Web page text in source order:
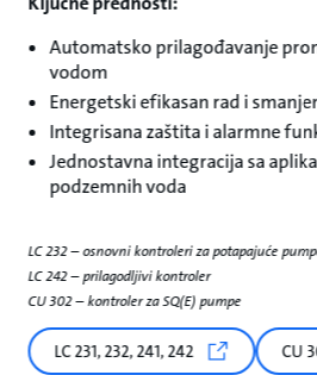
Automatsko prilagođavanje
vodom
Energetski efikasan rad i
Integrisana zaštita i alarmne
Jednostavna integracija sa
podzemnih voda
LC 232 – osnovni kontroleri za potapajuće
LC 242 – prilagodljivi kontroler
CU 302 – kontroler za SQ(E) pumpe
LC 231, 232, 241, 242 CU